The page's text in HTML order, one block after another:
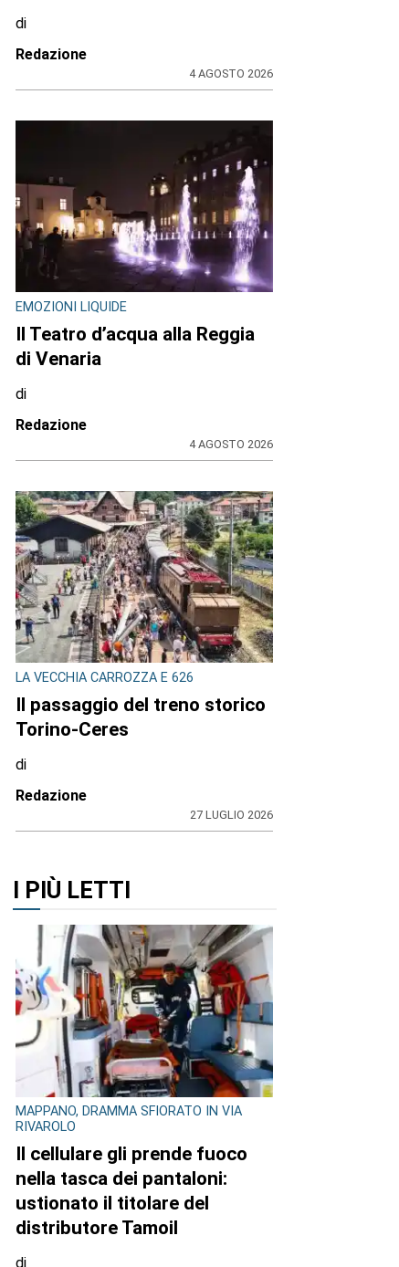
di
Redazione
4 AGOSTO 2026
EMOZIONI LIQUIDE
Il Teatro d’acqua alla Reggia
di Venaria
di
Redazione
4 AGOSTO 2026
LA VECCHIA CARROZZA E 626
Il passaggio del treno storico
Torino-Ceres
di
Redazione
27 LUGLIO 2026
I PIÙ LETTI
MAPPANO, DRAMMA SFIORATO IN VIA
RIVAROLO
Il cellulare gli prende fuoco
nella tasca dei pantaloni:
ustionato il titolare del
distributore Tamoil
di